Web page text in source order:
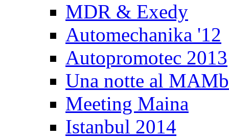
MDR & Exedy
Automechanika '12
Autopromotec 2013
Una notte al
Meeting Maina
Istanbul 2014